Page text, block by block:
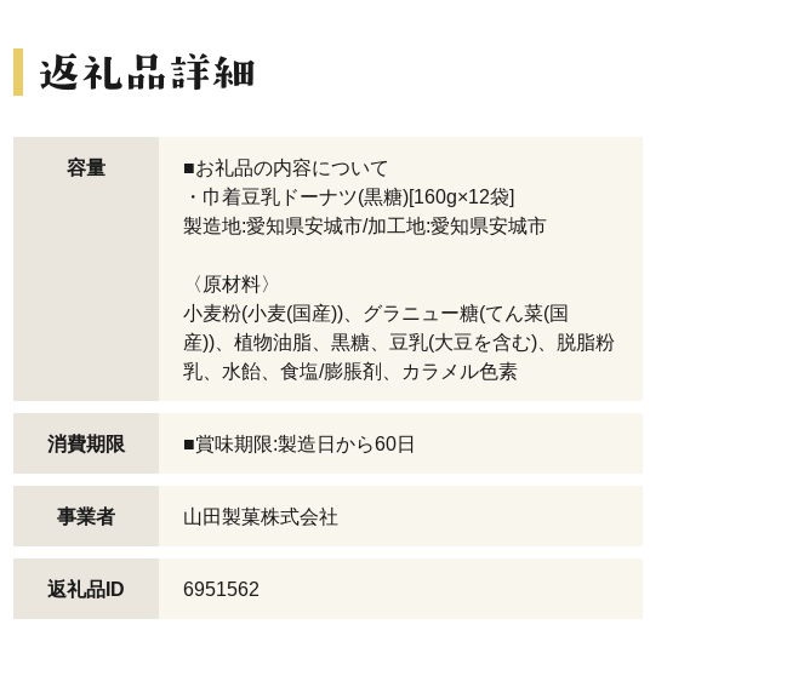
容量
■お礼品の内容について
・巾着豆乳ドーナツ(黒糖)[160g×12袋]
製造地:愛知県安城市/加工地:愛知県安城市
〈原材料〉
小麦粉(小麦(国産))、グラニュー糖(てん菜(国
産))、植物油脂、黒糖、豆乳(大豆を含む)、脱脂粉
乳、水飴、食塩/膨脹剤、カラメル色素
消費期限 ■賞味期限:製造日から60日
事業者 山田製菓株式会社
返礼品ID 6951562